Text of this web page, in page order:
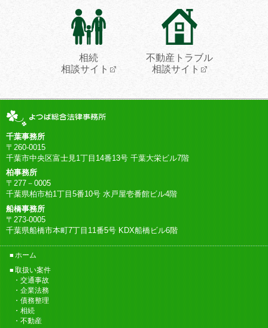
相続
相談サイト
不動産トラブル
相談サイト
千葉事務所
〒260-0015
千葉市中央区富士見1丁目14番13号 千葉大栄ビル7階
柏事務所
〒277－0005
千葉県柏市柏1丁目5番10号 水戸屋壱番館ビル4階
船橋事務所
〒273-0005
千葉県船橋市本町7丁目11番5号 KDX船橋ビル6階
ホーム
取扱い案件
交通事故
企業法務
債務整理
相続
不動産